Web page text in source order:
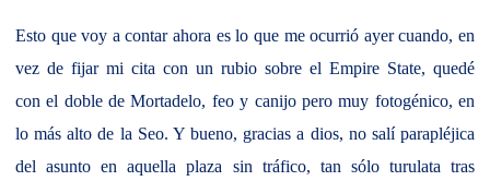
Esto que voy a contar ahora es lo que me ocurrió ayer cuando, en
vez de fijar mi cita con un rubio sobre el Empire State, quedé
con el doble de Mortadelo, feo y canijo pero muy fotogénico, en
lo más alto de la Seo. Y bueno, gracias a dios, no salí parapléjica
del asunto en aquella plaza sin tráfico, tan sólo turulata tras